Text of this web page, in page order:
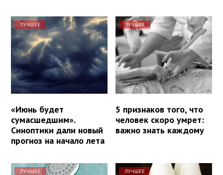
ЛУЧШЕЕ
«Июнь будет
сумасшедшим».
Синоптики дали новый
прогноз на начало лета
ЛУЧШЕЕ
5 признаков того, что
человек скоро умрет:
важно знать каждому
ЛУЧШЕЕ ЛУЧШЕЕ